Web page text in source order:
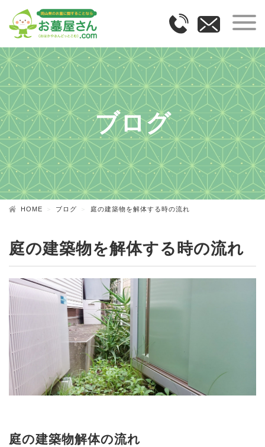
ブログ
HOME ブログ 庭の建築物を解体する時の流れ
庭の建築物を解体する時の流れ
庭の建築物解体の流れ